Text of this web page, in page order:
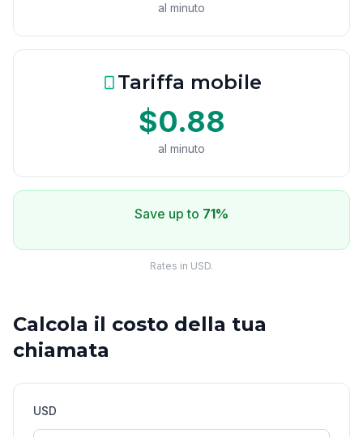
al minuto
Tariffa mobile
$0.88
al minuto
Save up to 71%
Rates in USD.
Calcola il costo della tua
chiamata
USD